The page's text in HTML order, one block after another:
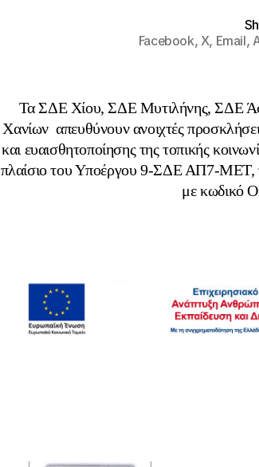
Facebook,X, Email,
Τα ΣΔΕ Χίου, ΣΔΕ Μυτιλήνης, ΣΔΕ
Χανίων απευθύνουν ανοιχτές
και ευαισθητοποίησης της τοπικής
πλαίσιο του Υποέργου 9-ΣΔΕ ΑΠ7-ΜΕΤ,
με κωδικό